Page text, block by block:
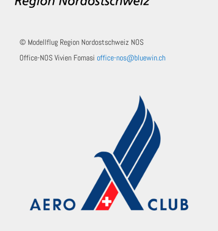
© Modellflug Region Nordostschweiz NOS
Office-NOS Vivien Fomasi office-nos@bluewin.ch